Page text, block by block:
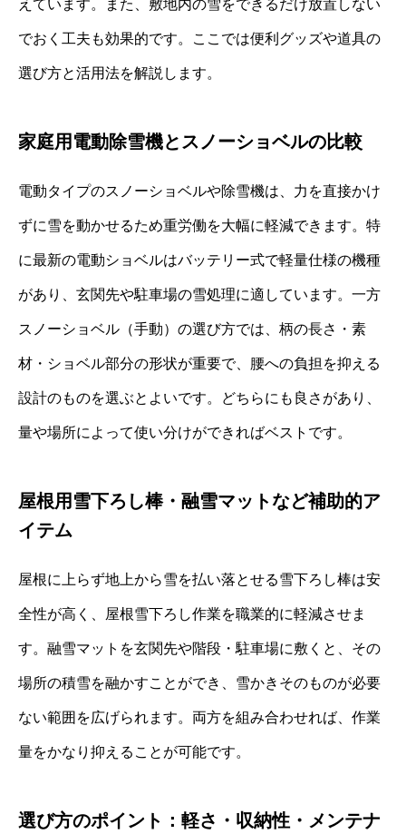
えています。また、敷地内の雪をできるだけ放置しない
でおく工夫も効果的です。ここでは便利グッズや道具の
選び方と活用法を解説します。
家庭用電動除雪機とスノーショベルの比較
電動タイプのスノーショベルや除雪機は、力を直接かけ
ずに雪を動かせるため重労働を大幅に軽減できます。特
に最新の電動ショベルはバッテリー式で軽量仕様の機種
があり、玄関先や駐車場の雪処理に適しています。一方
スノーショベル（手動）の選び方では、柄の長さ・素
材・ショベル部分の形状が重要で、腰への負担を抑える
設計のものを選ぶとよいです。どちらにも良さがあり、
量や場所によって使い分けができればベストです。
屋根用雪下ろし棒・融雪マットなど補助的ア
イテム
屋根に上らず地上から雪を払い落とせる雪下ろし棒は安
全性が高く、屋根雪下ろし作業を職業的に軽減させま
す。融雪マットを玄関先や階段・駐車場に敷くと、その
場所の積雪を融かすことができ、雪かきそのものが必要
ない範囲を広げられます。両方を組み合わせれば、作業
量をかなり抑えることが可能です。
選び方のポイント：軽さ・収納性・メンテナ